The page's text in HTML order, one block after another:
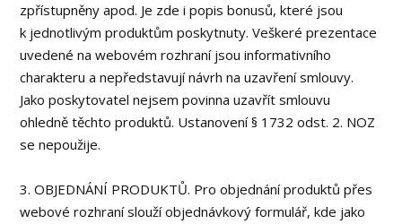
zpřístupněny apod. Je zde i popis bonusů, které jsou
k jednotlivým produktům poskytnuty. Veškeré prezentace
uvedené na webovém rozhraní jsou informativního
charakteru a nepředstavují návrh na uzavření smlouvy.
Jako poskytovatel nejsem povinna uzavřít smlouvu
ohledně těchto produktů. Ustanovení § 1732 odst. 2. NOZ
se nepoužije.
3. OBJEDNÁNÍ PRODUKTŮ. Pro objednání produktů přes
webové rozhraní slouží objednávkový formulář, kde jako